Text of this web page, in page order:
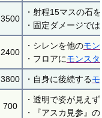
3500
・射程15マスの石
・固定ダメージで
2400
・シレンを他のモン
・フロアにモンスタ
3800 ・自身に後続する
700
・透明で姿が見え
・『アスカ見参』